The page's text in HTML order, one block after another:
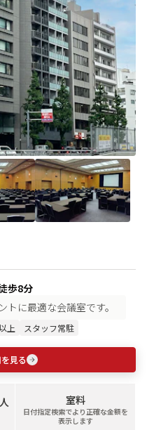
歩8分
に最適な会議室です。
上 スタッフ常駐
見る
室料
日付指定検索でより正確な金額を
表示します